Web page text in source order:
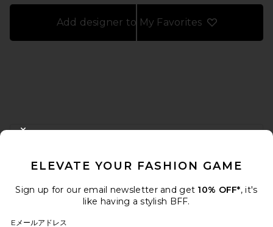
Add designer to My Favorites
メールを送信することにより、当社のニュースレターに登録。いつで
Email Address
ELEVATE YOUR FASHION GAME
Sign up for our email newsletter and get 10% OFF*, it's
like having a stylish BFF.
Eメールアドレス